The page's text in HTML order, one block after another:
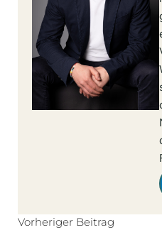
Vorheriger Beitrag